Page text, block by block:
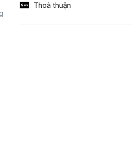
Thoả thuận